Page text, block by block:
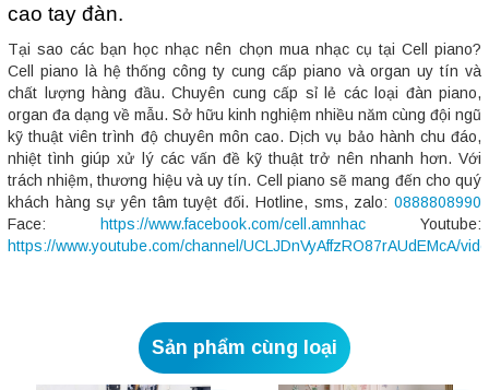
cao tay đàn.
Tại sao các bạn học nhạc nên chọn mua nhạc cụ tại Cell piano?
Cell piano là hệ thống công ty cung cấp piano và organ uy tín và
chất lượng hàng đầu. Chuyên cung cấp sỉ lẻ các loại đàn piano,
organ đa dạng về mẫu. Sở hữu kinh nghiệm nhiều năm cùng đội ngũ
kỹ thuật viên trình độ chuyên môn cao. Dịch vụ bảo hành chu đáo,
nhiệt tình giúp xử lý các vấn đề kỹ thuật trở nên nhanh hơn. Với
trách nhiệm, thương hiệu và uy tín. Cell piano sẽ mang đến cho quý
khách hàng sự yên tâm tuyệt đối. Hotline, sms, zalo: 0888808990
Face:
https://www.facebook.com/cell.amnhac Youtube:
https://www.youtube.com/channel/UCLJDnVyAffzRO87rAUdEMcA/
Sản phẩm cùng loại